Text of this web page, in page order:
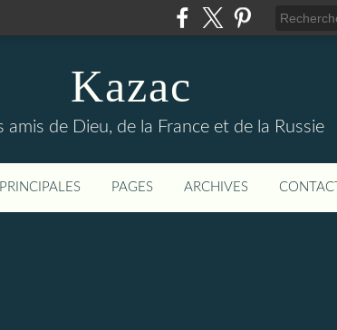
Kazac
amis de Dieu, de la France et de la Russie
PAGES ARCHIVES CONTACT